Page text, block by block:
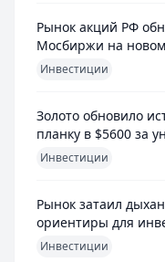
Рынок акций РФ
Мосбиржи на
Инвестиции
Золото обновило
планку в $5600 за
Инвестиции
Рынок затаил
ориентиры для
Инвестиции